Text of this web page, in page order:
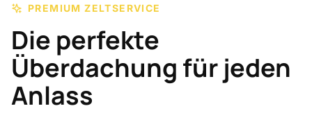
PREMIUM ZELTSERVICE
Die perfekte
Überdachung für jeden
Anlass